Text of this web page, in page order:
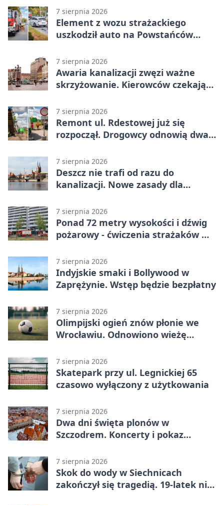
7 sierpnia 2026
Element z wozu strażackiego
uszkodził auto na Powstańców
7 sierpnia 2026
Awaria kanalizacji zwęzi ważne
skrzyżowanie. Kierowców czekają
7 sierpnia 2026
Remont ul. Rdestowej już się
rozpoczął. Drogowcy odnowią dwa
7 sierpnia 2026
Deszcz nie trafi od razu do
kanalizacji. Nowe zasady dla
7 sierpnia 2026
Ponad 72 metry wysokości i dźwig
pożarowy - ćwiczenia strażaków we
7 sierpnia 2026
Indyjskie smaki i Bollywood w
Zaprężynie. Wstęp będzie bezpłatny
7 sierpnia 2026
Olimpijski ogień znów płonie we
Wrocławiu. Odnowiono wieżę
7 sierpnia 2026
Skatepark przy ul. Legnickiej 65
czasowo wyłączony z użytkowania
7 sierpnia 2026
Dwa dni święta plonów w
Szczodrem. Koncerty i pokaz
7 sierpnia 2026
Skok do wody w Siechnicach
zakończył się tragedią. 19-latek nie